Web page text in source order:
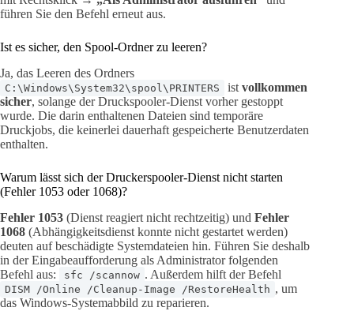
führen Sie den Befehl erneut aus.
Ist es sicher, den Spool-Ordner zu leeren?
Ja, das Leeren des Ordners
C:\Windows\System32\spool\PRINTERS ist vollkommen
sicher, solange der Druckspooler-Dienst vorher gestoppt
wurde. Die darin enthaltenen Dateien sind temporäre
Druckjobs, die keinerlei dauerhaft gespeicherte Benutzerdaten
enthalten.
Warum lässt sich der Druckerspooler-Dienst nicht starten
(Fehler 1053 oder 1068)?
Fehler 1053 (Dienst reagiert nicht rechtzeitig) und Fehler
1068 (Abhängigkeitsdienst konnte nicht gestartet werden)
deuten auf beschädigte Systemdateien hin. Führen Sie deshalb
in der Eingabeaufforderung als Administrator folgenden
Befehl aus:
sfc /scannow . Außerdem hilft der Befehl
DISM /Online /Cleanup-Image /RestoreHealth , um
das Windows-Systemabbild zu reparieren.